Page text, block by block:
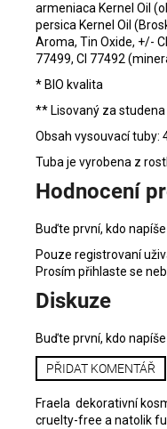
armeniaca Kernel Oil
persica Kernel Oil
Aroma, Tin Oxide, +/-
77499, CI 77492
* BIO kvalita
** Lisovaný za studena
Obsah vysouvací tuby:
Tuba je vyrobena z
Hodnocení
Buďte první, kdo
Pouze registrovaní
Prosím přihlaste se
Diskuze
Buďte první, kdo
PŘIDAT KOMENTÁŘ
Fraela dekorativní
cruelty-free a natolik